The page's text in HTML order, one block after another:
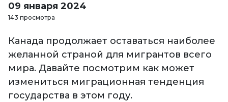
09 января 2024
143 просмотра
Канада продолжает оставаться наиболее
желанной страной для мигрантов всего
мира. Давайте посмотрим как может
измениться миграционная тенденция
государства в этом году.